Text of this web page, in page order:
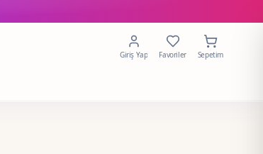
Giriş Yap Favoriler Sepetim